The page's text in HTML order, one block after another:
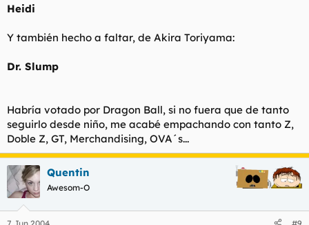
Heidi
Y también hecho a faltar, de Akira Toriyama:
Dr. Slump
Habría votado por Dragon Ball, si no fuera que de tanto
seguirlo desde niño, me acabé empachando con tanto Z,
Doble Z, GT, Merchandising, OVA´s...
Quentin
Awesom-O